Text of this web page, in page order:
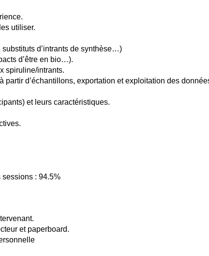
utiliser.
d’intrants de synthèse…)
d’être en bio…).
spiruline/intrants.
d’échantillons, exportation et exploitation des
et leurs caractéristiques.
sessions : 94.5%
et paperboard.